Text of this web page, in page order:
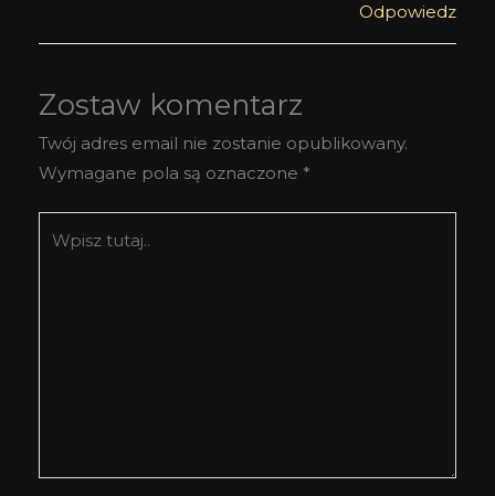
Odpowiedz
Zostaw komentarz
Twój adres email nie zostanie opublikowany.
Wymagane pola są oznaczone *
tutaj..